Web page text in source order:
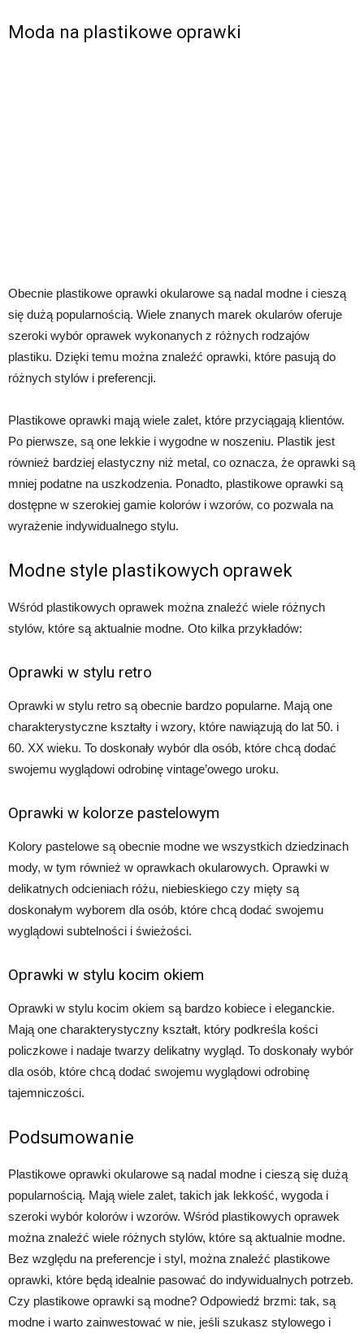
Moda na plastikowe oprawki
Obecnie plastikowe oprawki okularowe są nadal modne i cieszą
się dużą popularnością. Wiele znanych marek okularów oferuje
szeroki wybór oprawek wykonanych z różnych rodzajów
plastiku. Dzięki temu można znaleźć oprawki, które pasują do
różnych stylów i preferencji.
Plastikowe oprawki mają wiele zalet, które przyciągają klientów.
Po pierwsze, są one lekkie i wygodne w noszeniu. Plastik jest
również bardziej elastyczny niż metal, co oznacza, że oprawki są
mniej podatne na uszkodzenia. Ponadto, plastikowe oprawki są
dostępne w szerokiej gamie kolorów i wzorów, co pozwala na
wyrażenie indywidualnego stylu.
Modne style plastikowych oprawek
Wśród plastikowych oprawek można znaleźć wiele różnych
stylów, które są aktualnie modne. Oto kilka przykładów:
Oprawki w stylu retro
Oprawki w stylu retro są obecnie bardzo popularne. Mają one
charakterystyczne kształty i wzory, które nawiązują do lat 50. i
60. XX wieku. To doskonały wybór dla osób, które chcą dodać
swojemu wyglądowi odrobinę vintage’owego uroku.
Oprawki w kolorze pastelowym
Kolory pastelowe są obecnie modne we wszystkich dziedzinach
mody, w tym również w oprawkach okularowych. Oprawki w
delikatnych odcieniach różu, niebieskiego czy mięty są
doskonałym wyborem dla osób, które chcą dodać swojemu
wyglądowi subtelności i świeżości.
Oprawki w stylu kocim okiem
Oprawki w stylu kocim okiem są bardzo kobiece i eleganckie.
Mają one charakterystyczny kształt, który podkreśla kości
policzkowe i nadaje twarzy delikatny wygląd. To doskonały wybór
dla osób, które chcą dodać swojemu wyglądowi odrobinę
tajemniczości.
Podsumowanie
Plastikowe oprawki okularowe są nadal modne i cieszą się dużą
popularnością. Mają wiele zalet, takich jak lekkość, wygoda i
szeroki wybór kolorów i wzorów. Wśród plastikowych oprawek
można znaleźć wiele różnych stylów, które są aktualnie modne.
Bez względu na preferencje i styl, można znaleźć plastikowe
oprawki, które będą idealnie pasować do indywidualnych potrzeb.
Czy plastikowe oprawki są modne? Odpowiedź brzmi: tak, są
modne i warto zainwestować w nie, jeśli szukasz stylowego i